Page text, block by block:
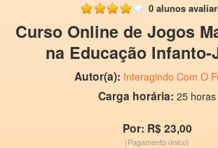
0 alunos
Curso Online de Jogos
na Educação Infanto-
Autor(a): Interagindo Com O
Carga horária: 25 horas
Por: R$ 23,00
(Pagamento único)